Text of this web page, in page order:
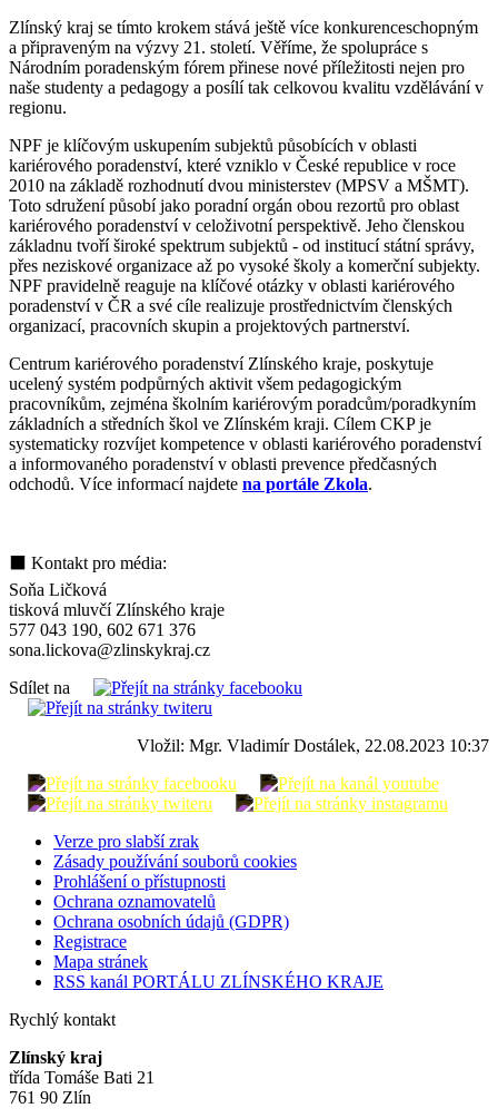
Zlínský kraj se tímto krokem stává ještě více konkurenceschopným
a připraveným na výzvy 21. století. Věříme, že spolupráce s
Národním poradenským fórem přinese nové příležitosti nejen pro
naše studenty a pedagogy a posílí tak celkovou kvalitu vzdělávání v
regionu.
NPF je klíčovým uskupením subjektů působících v oblasti
kariérového poradenství, které vzniklo v České republice v roce
2010 na základě rozhodnutí dvou ministerstev (MPSV a MŠMT).
Toto sdružení působí jako poradní orgán obou rezortů pro oblast
kariérového poradenství v celoživotní perspektivě. Jeho členskou
základnu tvoří široké spektrum subjektů - od institucí státní správy,
přes neziskové organizace až po vysoké školy a komerční subjekty.
NPF pravidelně reaguje na klíčové otázky v oblasti kariérového
poradenství v ČR a své cíle realizuje prostřednictvím členských
organizací, pracovních skupin a projektových partnerství.
Centrum kariérového poradenství Zlínského kraje, poskytuje
ucelený systém podpůrných aktivit všem pedagogickým
pracovníkům, zejména školním kariérovým poradcům/poradkyním
základních a středních škol ve Zlínském kraji. Cílem CKP je
systematicky rozvíjet kompetence v oblasti kariérového poradenství
a informovaného poradenství v oblasti prevence předčasných
odchodů. Více informací najdete na portále Zkola.
⬛ Kontakt pro média:
Soňa Ličková
tisková mluvčí Zlínského kraje
577 043 190, 602 671 376
sona.lickova@zlinskykraj.cz
Sdílet na
Vložil: Mgr. Vladimír Dostálek, 22.08.2023 10:37
Verze pro slabší zrak
Zásady používání souborů cookies
Prohlášení o přístupnosti
Ochrana oznamovatelů
Ochrana osobních údajů (GDPR)
Registrace
Mapa stránek
RSS kanál PORTÁLU ZLÍNSKÉHO KRAJE
Rychlý kontakt
Zlínský kraj
třída Tomáše Bati 21
761 90 Zlín